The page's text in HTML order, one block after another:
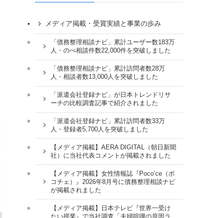
メディア掲載・受賞実績と事業の歩み
「債務整理相談ナビ」累計ユーザー数183万
人・のべ相談件数22,000件を突破しました
「債務整理相談ナビ」累計訪問者数28万
人・相談者数13,000人を突破しました
「派遣会社登録ナビ」が日本トレンドリサ
ーチの比較調査記事で紹介されました
「派遣会社登録ナビ」累計訪問者数33万
人・登録者5,700人を突破しました
【メディア掲載】AERA DIGITAL（朝日新聞
社）に当社代表コメントが掲載されました
【メディア掲載】女性情報誌『Poco’ce（ポ
コチェ）』2026年8月号に債務整理相談ナビ
が掲載されました
【メディア掲載】日本テレビ『世界一受け
たい授業』で当社調査「夫婦喧嘩の原因ラ